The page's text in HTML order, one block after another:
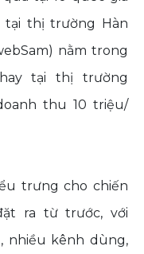
tại thị trường Hàn
nằm trong
tại thị trường
thu 10 triệu/
trưng cho chiến
ra từ trước, với
nhiều kênh dùng,